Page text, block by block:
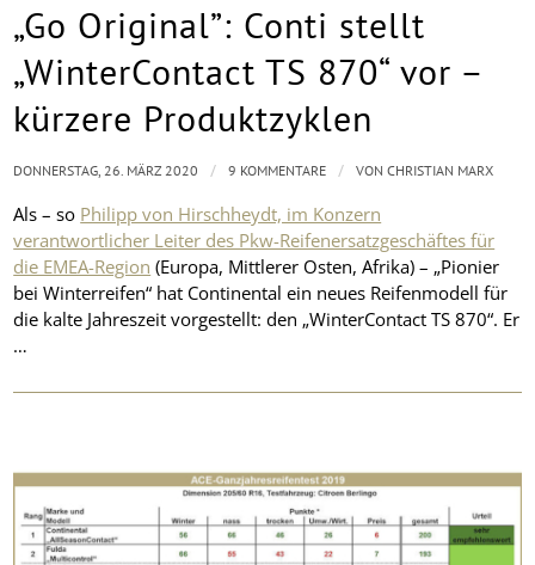
„Go Original”: Conti stellt
„WinterContact TS 870“ vor –
kürzere Produktzyklen
Als – so Philipp von Hirschheydt, im Konzern
verantwortlicher Leiter des Pkw-Reifenersatzgeschäftes für
die EMEA-Region (Europa, Mittlerer Osten, Afrika) – „Pionier
bei Winterreifen“ hat Continental ein neues Reifenmodell für
die kalte Jahreszeit vorgestellt: den „WinterContact TS 870“. Er
…
DONNERSTAG, 26. MÄRZ 2020 / 9 KOMMENTARE / VONCHRISTIAN MARX